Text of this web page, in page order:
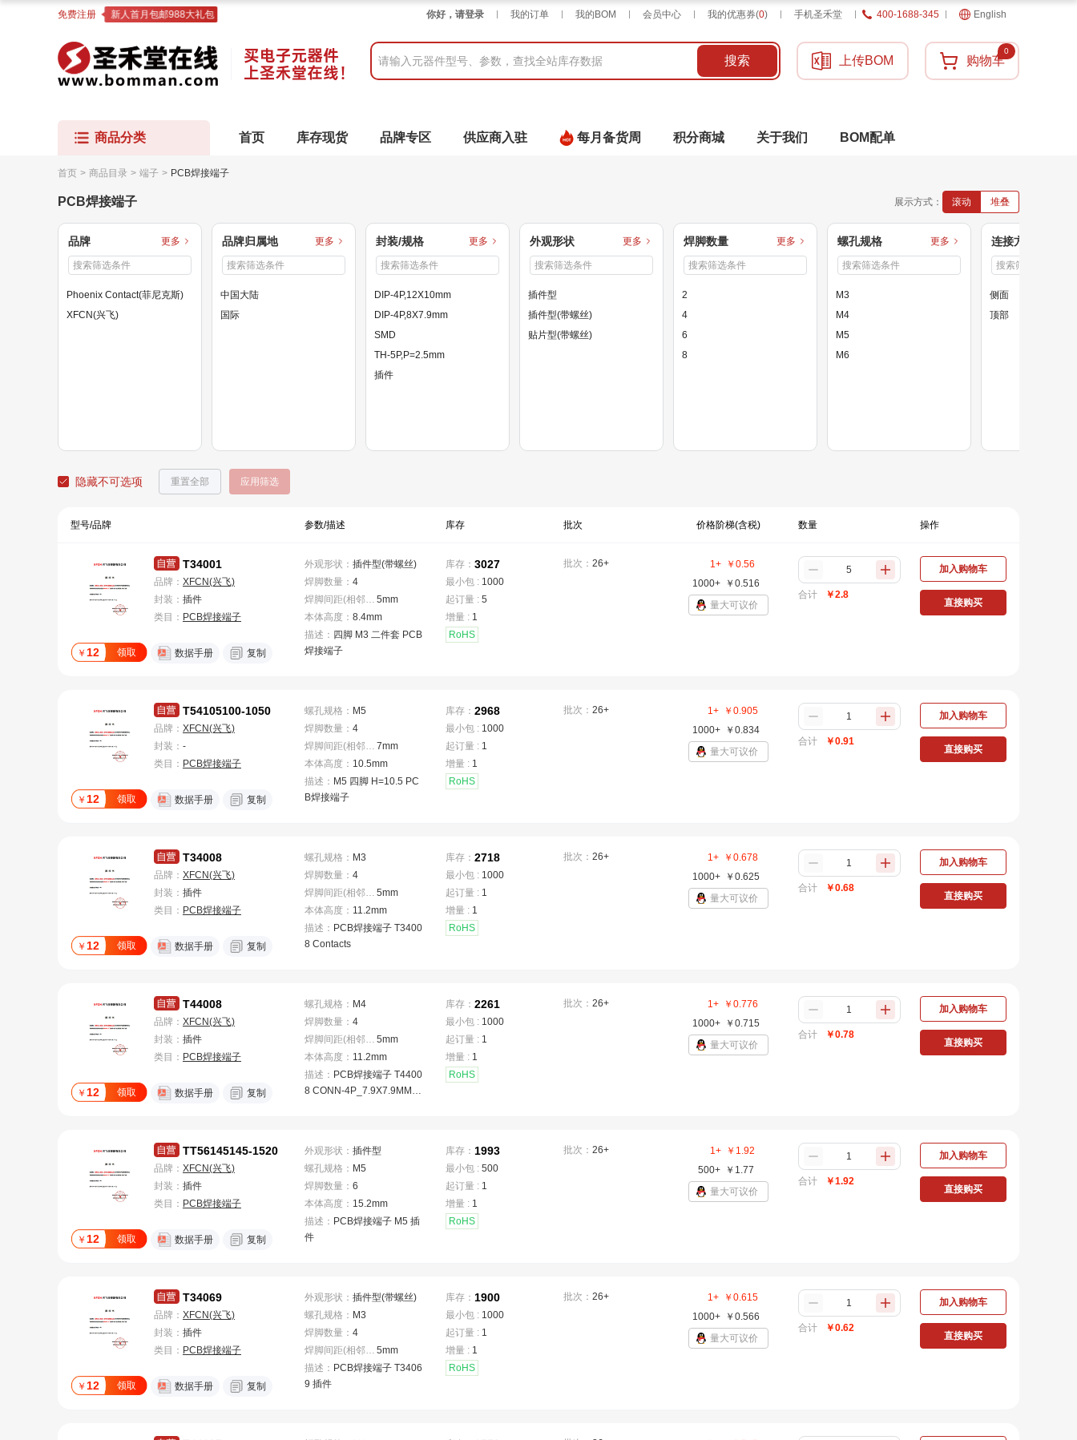
免费注册 新人首月包邮988大礼包 你好，请登录 我的订单 我的BOM 会员中心 我的优惠券(0) 手机圣禾堂 400-1688-345 English
搜索 上传BOM 购物车
0
商品分类 首页 库存现货 品牌专区 供应商入驻 每月备货周 积分商城 关于我们 BOM配单
首页 > 商品目录 > 端子 > PCB焊接端子
PCB焊接端子 展示方式： 滚动 堆叠
品牌 更多
Phoenix Contact(菲尼克斯)
XFCN(兴飞)
品牌归属地 更多
中国大陆
国际
封装/规格 更多
DIP-4P,12X10mm
DIP-4P,8X7.9mm
SMD
TH-5P,P=2.5mm
插件
外观形状 更多
插件型
插件型(带螺丝)
贴片型(带螺丝)
焊脚数量 更多
2
4
6
8
螺孔规格 更多
M3
M4
M5
M6
连接方向
侧面
顶部
隐藏不可选项 重置全部 应用筛选
型号/品牌 参数/描述 库存 批次 价格阶梯(含税) 数量 操作
T34001
品牌： XFCN(兴飞)
封装： 插件
类目： PCB焊接端子
￥ 12 领取 数据手册 复制
外观形状 ： 插件型(带螺丝)
焊脚数量： 4
焊脚间距(相邻)：5mm
本体高度： 8.4mm
描述： 四脚 M3 二件套 PCB
焊接端子
库存：3027
最小包 : 1000
起订量 :5
增量 : 1
RoHS
批次： 26+ 1+ ￥ 0.56
1000+
￥ 0.516
量大可议价
合计 ￥2.8
加入购物车
直接购买
T54105100-1050
品牌： XFCN(兴飞)
封装： -
类目： PCB焊接端子
￥ 12 领取 数据手册 复制
螺孔规格 ： M5
焊脚数量： 4
焊脚间距(相邻)：7mm
本体高度： 10.5mm
描述： M5 四脚 H=10.5 PC
B焊接端子
库存：2968
最小包 : 1000
起订量 : 1
增量 : 1
RoHS
批次： 26+ 1+ ￥0.905
1000+
￥ 0.834
量大可议价
合计 ￥0.91
加入购物车
直接购买
T34008
品牌： XFCN(兴飞)
封装： 插件
类目： PCB焊接端子
￥ 12 领取 数据手册 复制
螺孔规格 ： M3
焊脚数量： 4
焊脚间距(相邻)：5mm
本体高度： 11.2mm
描述： PCB焊接端子 T3400
8 Contacts
库存：2718
最小包 : 1000
起订量 : 1
增量 : 1
RoHS
批次： 26+ 1+ ￥0.678
1000+
￥ 0.625
量大可议价
合计 ￥0.68
加入购物车
直接购买
T44008
品牌： XFCN(兴飞)
封装： 插件
类目： PCB焊接端子
￥ 12 领取 数据手册 复制
螺孔规格 ： M4
焊脚数量： 4
焊脚间距(相邻)：5mm
本体高度： 11.2mm
描述： PCB焊接端子 T4400
8 CONN-4P_7.9X7.9MM_T
库存：2261
最小包 : 1000
起订量 : 1
增量 : 1
RoHS
批次： 26+ 1+ ￥0.776
1000+
￥ 0.715
量大可议价
合计 ￥0.78
加入购物车
直接购买
TT56145145-1520
品牌： XFCN(兴飞)
封装： 插件
类目： PCB焊接端子
￥ 12 领取 数据手册 复制
外观形状 ： 插件型
螺孔规格 ： M5
焊脚数量： 6
本体高度： 15.2mm
描述： PCB焊接端子 M5 插
件
库存： 1993
最小包 :500
起订量 : 1
增量 : 1
RoHS
批次： 26+ 1+ ￥ 1.92
500+
￥ 1.77
量大可议价
合计 ￥1.92
加入购物车
直接购买
T34069
品牌： XFCN(兴飞)
封装： 插件
类目： PCB焊接端子
￥ 12 领取 数据手册 复制
外观形状 ： 插件型(带螺丝)
螺孔规格 ： M3
焊脚数量： 4
焊脚间距(相邻)：5mm
描述： PCB焊接端子 T3406
9 插件
库存： 1900
最小包 : 1000
起订量 : 1
增量 : 1
RoHS
批次： 26+ 1+ ￥0.615
1000+
￥ 0.566
量大可议价
合计 ￥0.62
加入购物车
直接购买